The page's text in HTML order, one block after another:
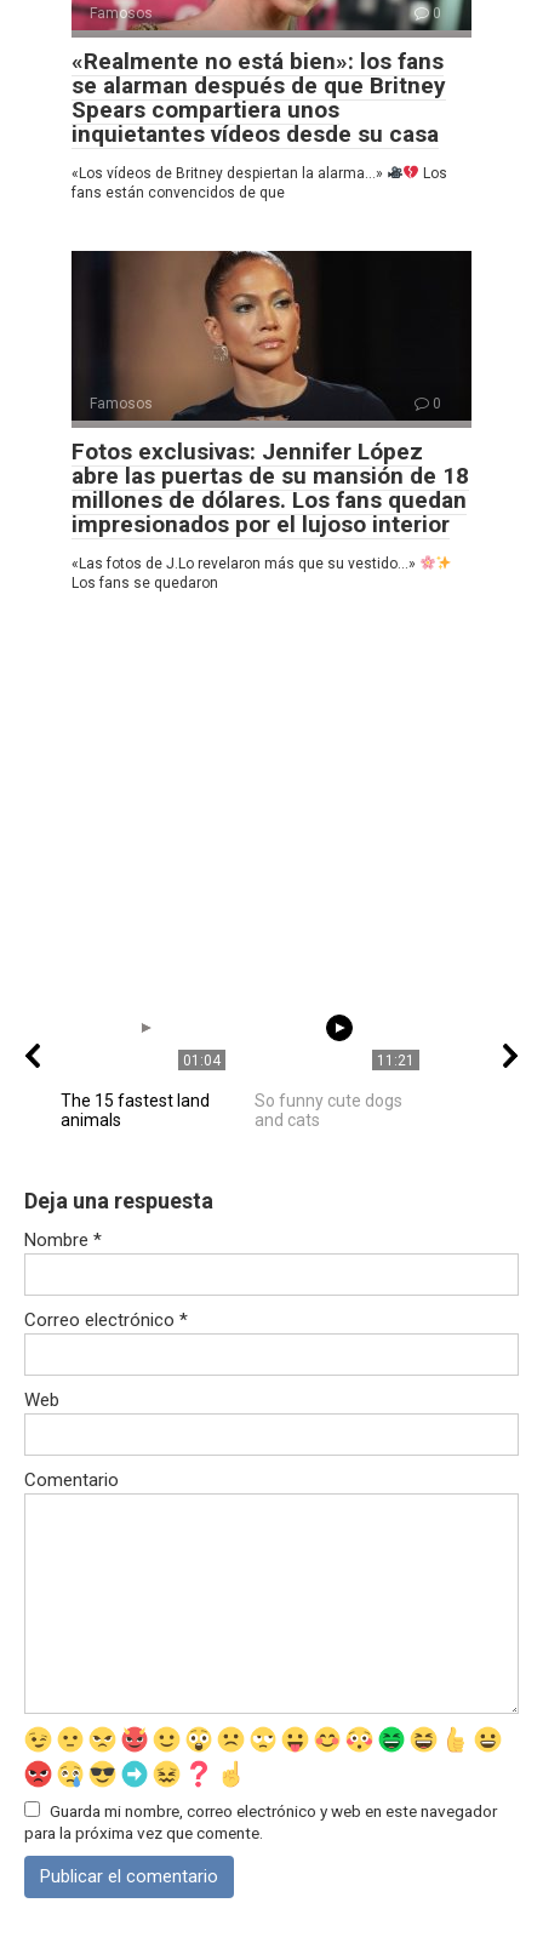
Famosos 0
«Realmente no está bien»: los fans
se alarman después de que Britney
Spears compartiera unos
inquietantes vídeos desde su casa
«Los vídeos de Britney despiertan la alarma…»
Los
fans están convencidos de que
Famosos 0
Fotos exclusivas: Jennifer López
abre las puertas de su mansión de 18
millones de dólares. Los fans quedan
impresionados por el lujoso interior
«Las fotos de J.Lo revelaron más que su vestido…»
Los fans se quedaron
01:04
The 15 fastest land
animals
11:21
So funny cute dogs
and cats
Deja una respuesta
Nombre *
Correo electrónico *
Web
Comentario
Guarda mi nombre, correo electrónico y web en este navegador
para la próxima vez que comente.